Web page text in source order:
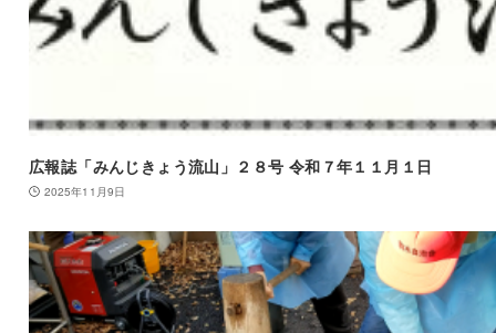
広報誌「みんじきょう流山」２８号 令和７年１１月１日
2025年11月9日